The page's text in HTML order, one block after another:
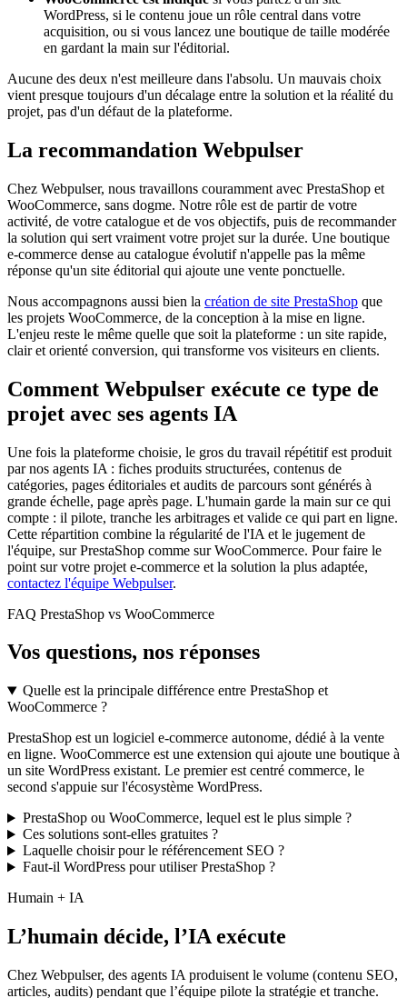
WordPress, si le contenu joue un rôle central dans votre
acquisition, ou si vous lancez une boutique de taille modérée
en gardant la main sur l'éditorial.
Aucune des deux n'est meilleure dans l'absolu. Un mauvais choix
vient presque toujours d'un décalage entre la solution et la réalité du
projet, pas d'un défaut de la plateforme.
La recommandation Webpulser
Chez Webpulser, nous travaillons couramment avec PrestaShop et
WooCommerce, sans dogme. Notre rôle est de partir de votre
activité, de votre catalogue et de vos objectifs, puis de recommander
la solution qui sert vraiment votre projet sur la durée. Une boutique
e-commerce dense au catalogue évolutif n'appelle pas la même
réponse qu'un site éditorial qui ajoute une vente ponctuelle.
Nous accompagnons aussi bien la création de site PrestaShop que
les projets WooCommerce, de la conception à la mise en ligne.
L'enjeu reste le même quelle que soit la plateforme : un site rapide,
clair et orienté conversion, qui transforme vos visiteurs en clients.
Comment Webpulser exécute ce type de
projet avec ses agents IA
Une fois la plateforme choisie, le gros du travail répétitif est produit
par nos agents IA : fiches produits structurées, contenus de
catégories, pages éditoriales et audits de parcours sont générés à
grande échelle, page après page. L'humain garde la main sur ce qui
compte : il pilote, tranche les arbitrages et valide ce qui part en ligne.
Cette répartition combine la régularité de l'IA et le jugement de
l'équipe, sur PrestaShop comme sur WooCommerce. Pour faire le
point sur votre projet e-commerce et la solution la plus adaptée,
contactez l'équipe Webpulser.
FAQ PrestaShop vs WooCommerce
Vos questions, nos réponses
Quelle est la principale différence entre PrestaShop et
WooCommerce ?
PrestaShop est un logiciel e-commerce autonome, dédié à la vente
en ligne. WooCommerce est une extension qui ajoute une boutique à
un site WordPress existant. Le premier est centré commerce, le
second s'appuie sur l'écosystème WordPress.
PrestaShop ou WooCommerce, lequel est le plus simple ?
Ces solutions sont-elles gratuites ?
Laquelle choisir pour le référencement SEO ?
Faut-il WordPress pour utiliser PrestaShop ?
Humain + IA
L’humain décide, l’IA exécute
Chez Webpulser, des agents IA produisent le volume (contenu SEO,
articles, audits) pendant que l’équipe pilote la stratégie et tranche.